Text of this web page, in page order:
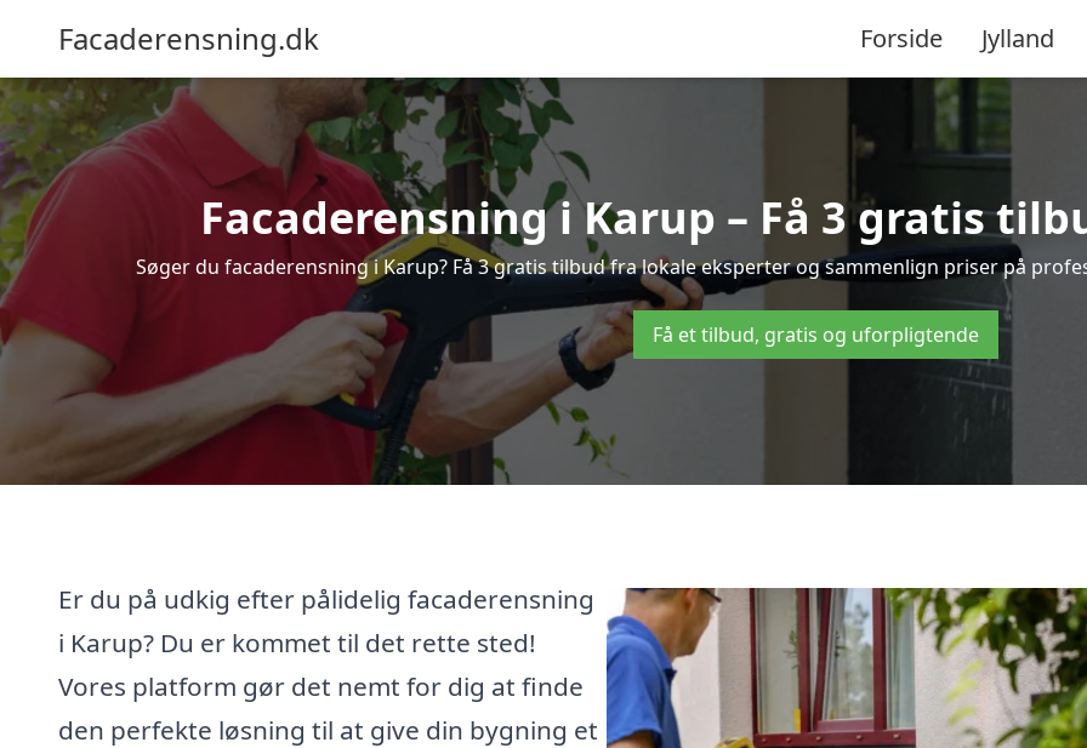
Facaderensning.dk Forside Jylland
Facaderensning i Karup – Få 3 gratis
Søger du facaderensning i Karup? Få 3 gratis tilbud fra lokale eksperter og sammenlign priser på
Få et tilbud, gratis og uforpligtende
Er du på udkig efter pålidelig facaderensning
i Karup? Du er kommet til det rette sted!
Vores platform gør det nemt for dig at finde
den perfekte løsning til at give din bygning et